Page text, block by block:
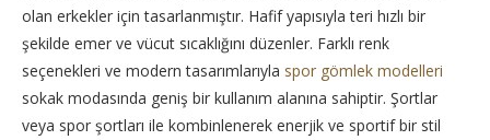
olan erkekler için tasarlanmıştır. Hafif yapısıyla teri hızlı bir
şekilde emer ve vücut sıcaklığını düzenler. Farklı renk
seçenekleri ve modern tasarımlarıyla spor gömlek modelleri
sokak modasında geniş bir kullanım alanına sahiptir. Şortlar
veya spor şortları ile kombinlenerek enerjik ve sportif bir stil